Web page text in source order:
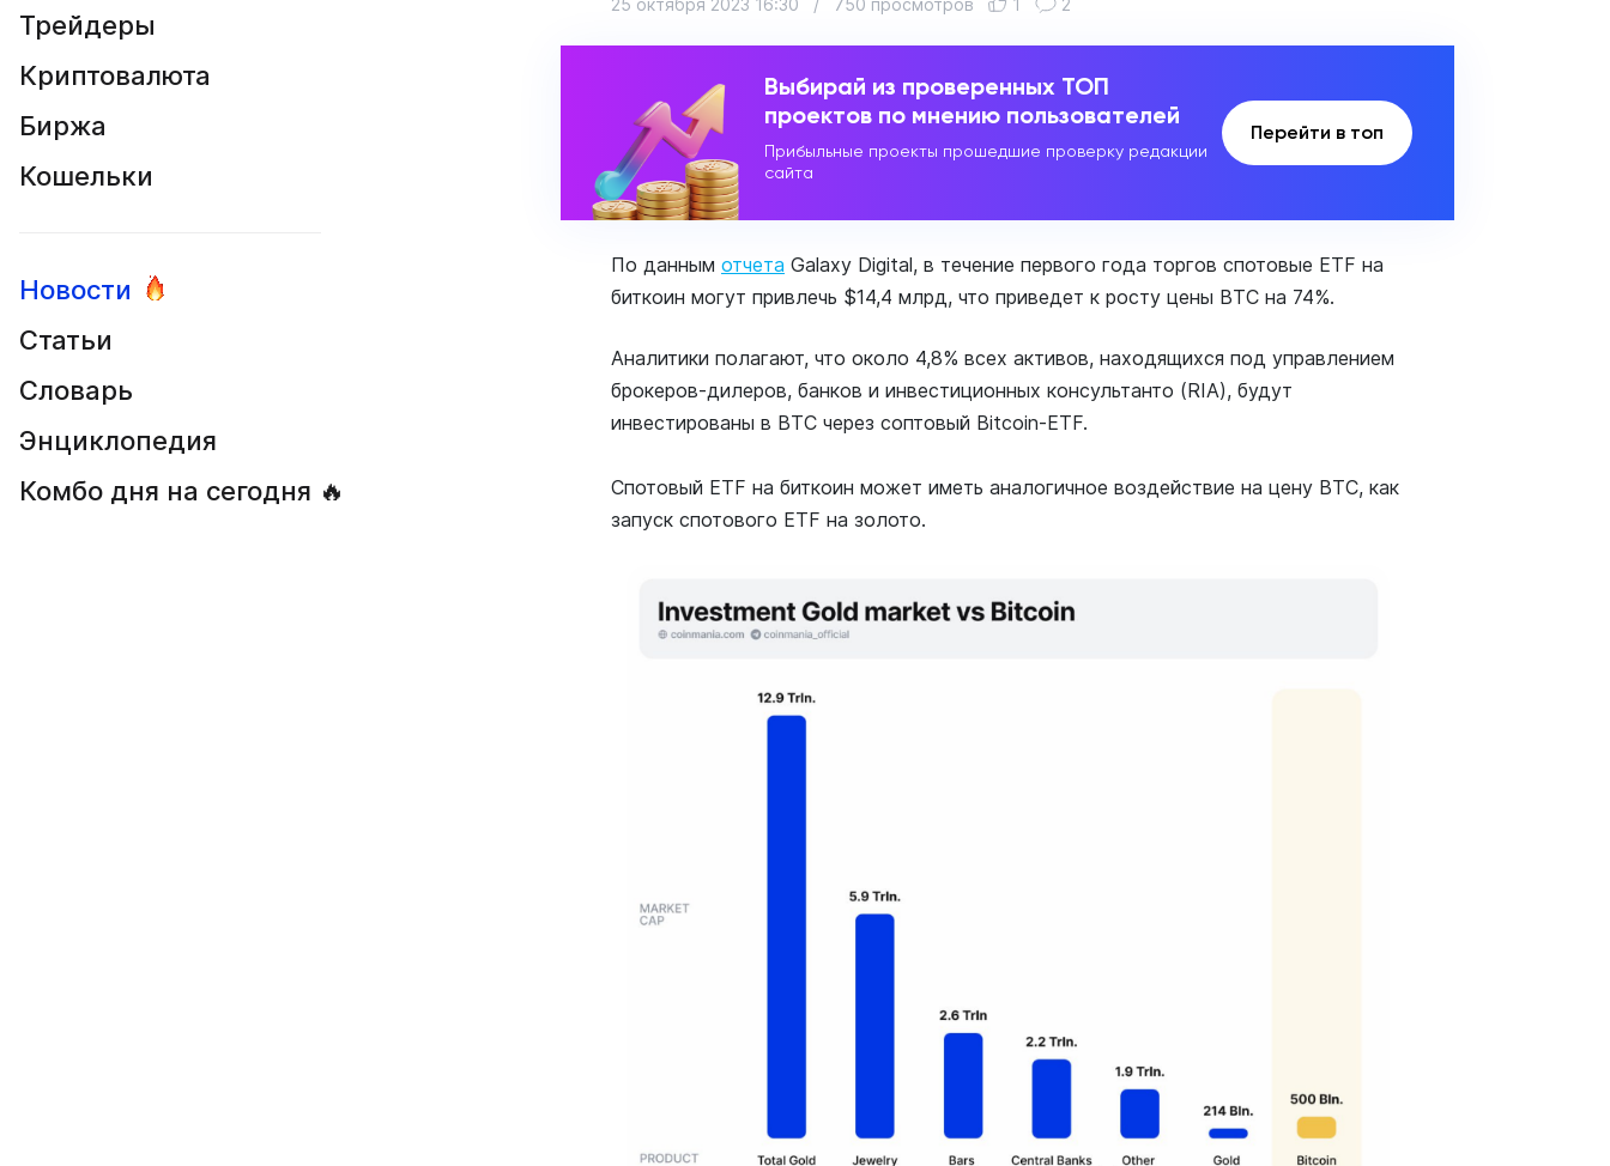
Трейдеры
Криптовалюта
Биржа
Кошельки
Новости
Статьи
Словарь
Энциклопедия
Комбо дня на сегодня 🔥
25 октября 2023 16:30 / 750 просмотров 1 2
Выбирай из проверенных ТОП
проектов по мнению пользователей
Прибыльные проекты прошедшие проверку редакции
сайта
Перейти в топ
По данным отчета Galaxy Digital, в течение первого года торгов спотовые ETF на
биткоин могут привлечь $14,4 млрд, что приведет к росту цены BTC на 74%.
Аналитики полагают, что около 4,8% всех активов, находящихся под управлением
брокеров-дилеров, банков и инвестиционных консультанто (RIA), будут
инвестированы в BTC через соптовый Bitcoin-ETF.
Спотовый ETF на биткоин может иметь аналогичное воздействие на цену BTC, как
запуск спотового ETF на золото.